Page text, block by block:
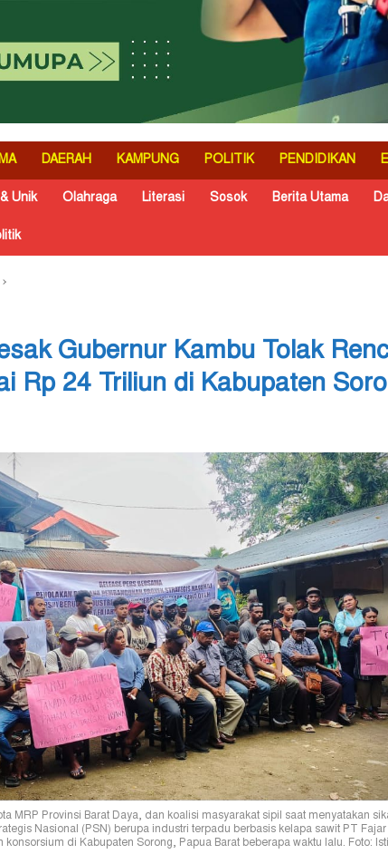
DAERAH KAMPUNG POLITIK PENDIDIKAN
Unik Olahraga Literasi Sosok Berita Utama
Gubernur Kambu Tolak
Rp 24 Triliun di Kabupaten
MRP Provinsi Barat Daya, dan koalisi masyarakat sipil saat menyatakan
Nasional (PSN) berupa industri terpadu berbasis kelapa sawit PT Fajar
di Kabupaten Sorong, Papua Barat beberapa waktu lalu. Foto: